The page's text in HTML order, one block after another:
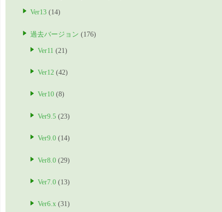
Ver13 (14)
過去バージョン (176)
Ver11 (21)
Ver12 (42)
Ver10 (8)
Ver9.5 (23)
Ver9.0 (14)
Ver8.0 (29)
Ver7.0 (13)
Ver6.x (31)